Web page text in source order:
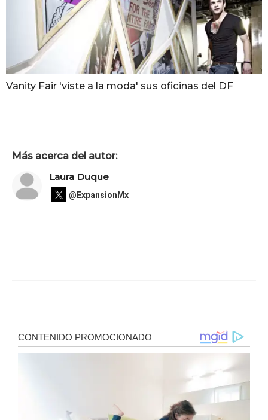
Vanity Fair 'viste a la moda' sus oficinas del DF
Más acerca del autor:
Laura Duque
@ExpansionMx